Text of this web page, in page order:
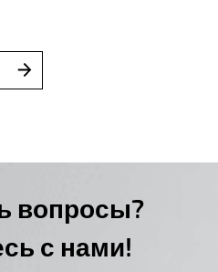
вопросы?
с нами!